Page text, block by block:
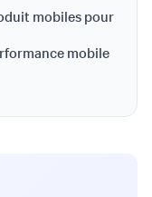
mobiles pour
mobile